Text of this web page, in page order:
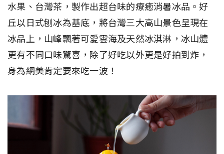
水果、台灣茶，製作出超台味的療癒消暑冰品。好
丘以日式刨冰為基底，將台灣三大高山景色呈現在
冰品上，山峰飄著可愛雲海及天然冰淇淋，冰山體
更有不同口味驚喜，除了好吃以外更是好拍到炸，
身為網美肯定要來吃一波！